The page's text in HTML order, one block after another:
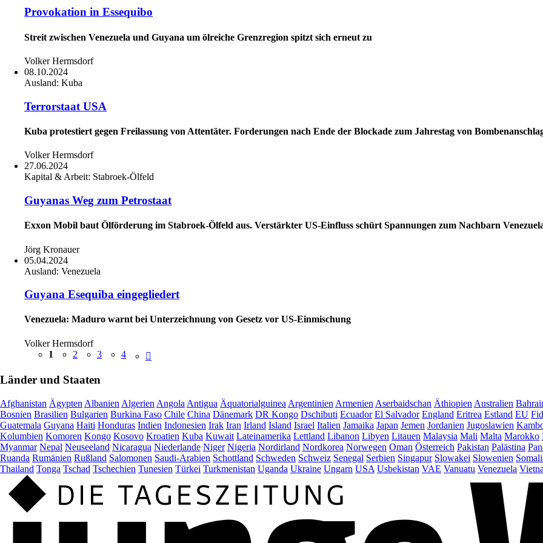
Provokation in Essequibo
Streit zwischen Venezuela und Guyana um ölreiche Grenzregion spitzt sich erneut zu
Volker Hermsdorf
08.10.2024
Ausland: Kuba
Terrorstaat USA
Kuba protestiert gegen Freilassung von Attentäter. Forderungen nach Ende der Blockade zum Jahrestag von
Volker Hermsdorf
27.06.2024
Kapital & Arbeit: Stabroek-Ölfeld
Guyanas Weg zum Petrostaat
Exxon Mobil baut Ölförderung im Stabroek-Ölfeld aus. Verstärkter US-Einfluss schürt Spannungen zum Nachbarn
Jörg Kronauer
05.04.2024
Ausland: Venezuela
Guyana Esequiba eingegliedert
Venezuela: Maduro warnt bei Unterzeichnung von Gesetz vor US-Einmischung
Volker Hermsdorf
1
2 3 4
Länder und Staaten
Afghanistan Ägypten Albanien Algerien Angola Antigua Äquatorialguinea Argentinien Armenien Aserbaidschan Äthiopien Australien
Bosnien Brasilien Bulgarien Burkina Faso Chile China Dänemark DR Kongo Dschibuti Ecuador El Salvador England Eritrea Estland EU
Guatemala Guyana Haiti Honduras Indien Indonesien Irak Iran Irland Island Israel Italien Jamaika Japan Jemen Jordanien Jugoslawien
Kolumbien Komoren Kongo Kosovo Kroatien Kuba Kuwait Lateinamerika Lettland Libanon Libyen Litauen Malaysia Mali Malta Marokko
Myanmar Nepal Neuseeland Nicaragua Niederlande Niger Nigeria Nordirland Nordkorea Norwegen Oman Österreich Pakistan Palästina
Ruanda Rumänien Rußland Salomonen Saudi-Arabien Schottland Schweden Schweiz Senegal Serbien Singapur Slowakei Slowenien
Thailand Tonga Tschad Tschechien Tunesien Türkei Turkmenistan Uganda Ukraine Ungarn USA Usbekistan VAE Vanuatu Venezuela